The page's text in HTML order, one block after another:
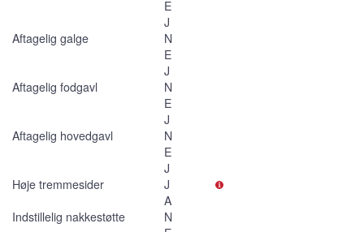
E
J
Aftagelig galge
N
E
J
Aftagelig fodgavl
N
E
J
Aftagelig hovedgavl
N
E
J
Høje tremmesider
J
A
Indstillelig nakkestøtte
N